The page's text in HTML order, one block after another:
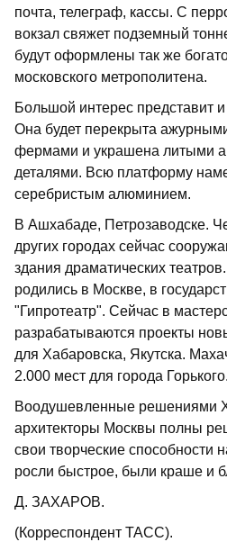
почта, телеграф, кассы. С
вокзал свяжет подземный
будут оформлены так же
московского метрополитена.
Большой интерес представит
Она будет перекрыта
фермами и украшена литыми
деталями. Всю платформу
серебристым алюминием.
В Ашхабаде, Петрозаводске.
других городах сейчас
здания драматических
родились в Москве, в
"Гипротеатр". Сейчас в
разрабатываются проекты
для Хабаровска, Якутска.
2.000 мест для города Горького.
Воодушевленные решениями
архитекторы Москвы полны
свои творческие способности
росли быстрое, были краше и
Д. ЗАХАРОВ.
(Корреспондент ТАСС).